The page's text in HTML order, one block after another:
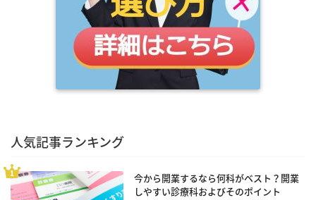
人気記事ランキング
今から開業するなら何科がベスト？開業
しやすい診療科およびそのポイント